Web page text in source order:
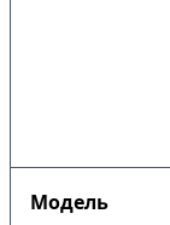
Модель